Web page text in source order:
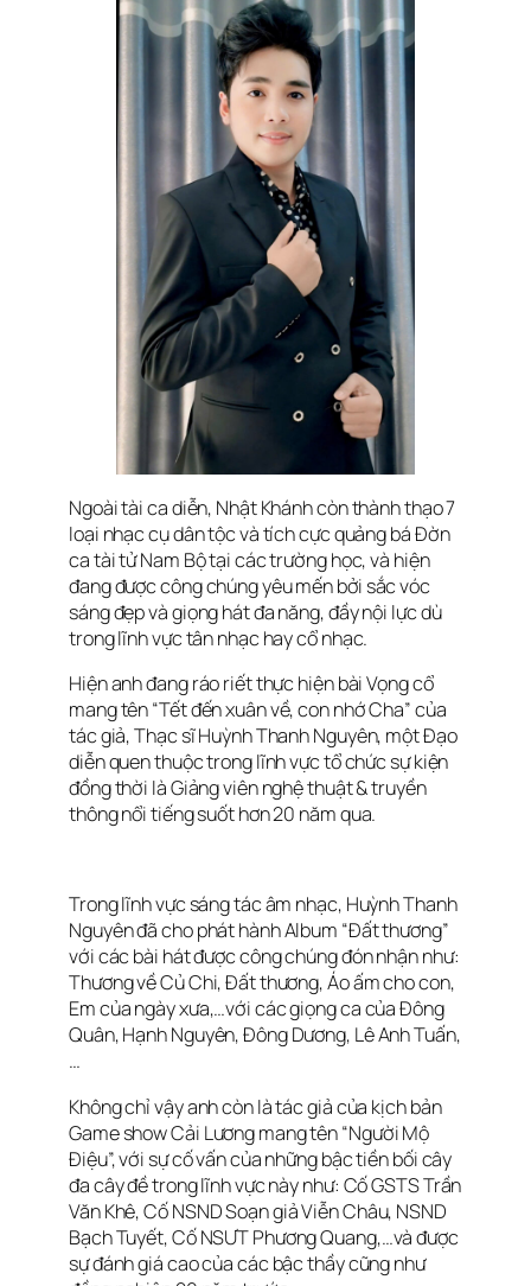
Ngoài tài ca diễn, Nhật Khánh còn thành thạo 7
loại nhạc cụ dân tộc và tích cực quảng bá Đờn
ca tài tử Nam Bộ tại các trường học, và hiện
đang được công chúng yêu mến bởi sắc vóc
sáng đẹp và giọng hát đa năng, đầy nội lực dù
trong lĩnh vực tân nhạc hay cổ nhạc.
Hiện anh đang ráo riết thực hiện bài Vọng cổ
mang tên “Tết đến xuân về, con nhớ Cha” của
tác giả, Thạc sĩ Huỳnh Thanh Nguyên, một Đạo
diễn quen thuộc trong lĩnh vực tổ chức sự kiện
đồng thời là Giảng viên nghệ thuật & truyền
thông nổi tiếng suốt hơn 20 năm qua.
Trong lĩnh vực sáng tác âm nhạc, Huỳnh Thanh
Nguyên đã cho phát hành Album “Đất thương”
với các bài hát được công chúng đón nhận như:
Thương về Củ Chi, Đất thương, Áo ấm cho con,
Em của ngày xưa,…với các giọng ca của Đông
Quân, Hạnh Nguyên, Đông Dương, Lê Anh Tuấn,
…
Không chỉ vậy anh còn là tác giả của kịch bản
Game show Cải Lương mang tên “Người Mộ
Điệu”, với sự cố vấn của những bậc tiền bối cây
đa cây đề trong lĩnh vực này như: Cố GSTS Trần
Văn Khê, Cố NSND Soạn giả Viễn Châu, NSND
Bạch Tuyết, Cố NSƯT Phương Quang,…và được
sự đánh giá cao của các bậc thầy cũng như